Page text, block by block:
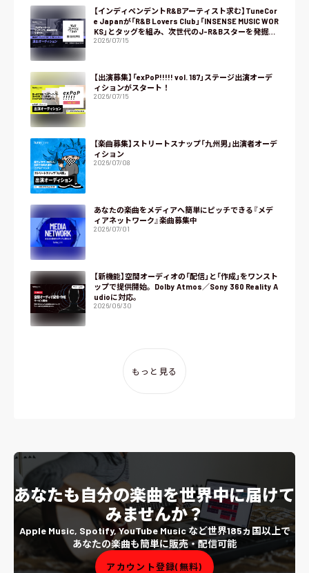
【インディペンデントR&Bアーティスト求む】TuneCor
e Japanが「R&B Lovers Club」「INSENSE MUSIC WOR
KS」とタッグを組み、次世代のJ-R&Bスターを発掘す
るオーディション『NEXT R&B』をスタート！
2026/07/15
【出演募集】「exPoP!!!!! vol. 187」ステージ出演オーデ
ィションがスタート！
2026/07/15
【楽曲募集】ストリートスナップ「九州男」出演者オーデ
ィション
2026/07/08
あなたの楽曲をメディアへ簡単にピッチできる『メデ
ィアネットワーク』楽曲募集中
2026/07/01
【新機能】空間オーディオの「配信」と「作成」をワンスト
ップで提供開始。Dolby Atmos／Sony 360 Reality A
udioに対応。
2026/06/30
もっと見る
あなたも自分の楽曲を世界中に届けて
みませんか？
Apple Music, Spotify, YouTube Music など世界185ヵ国以上で
あなたの楽曲も簡単に販売・配信可能
アカウント登録(無料)